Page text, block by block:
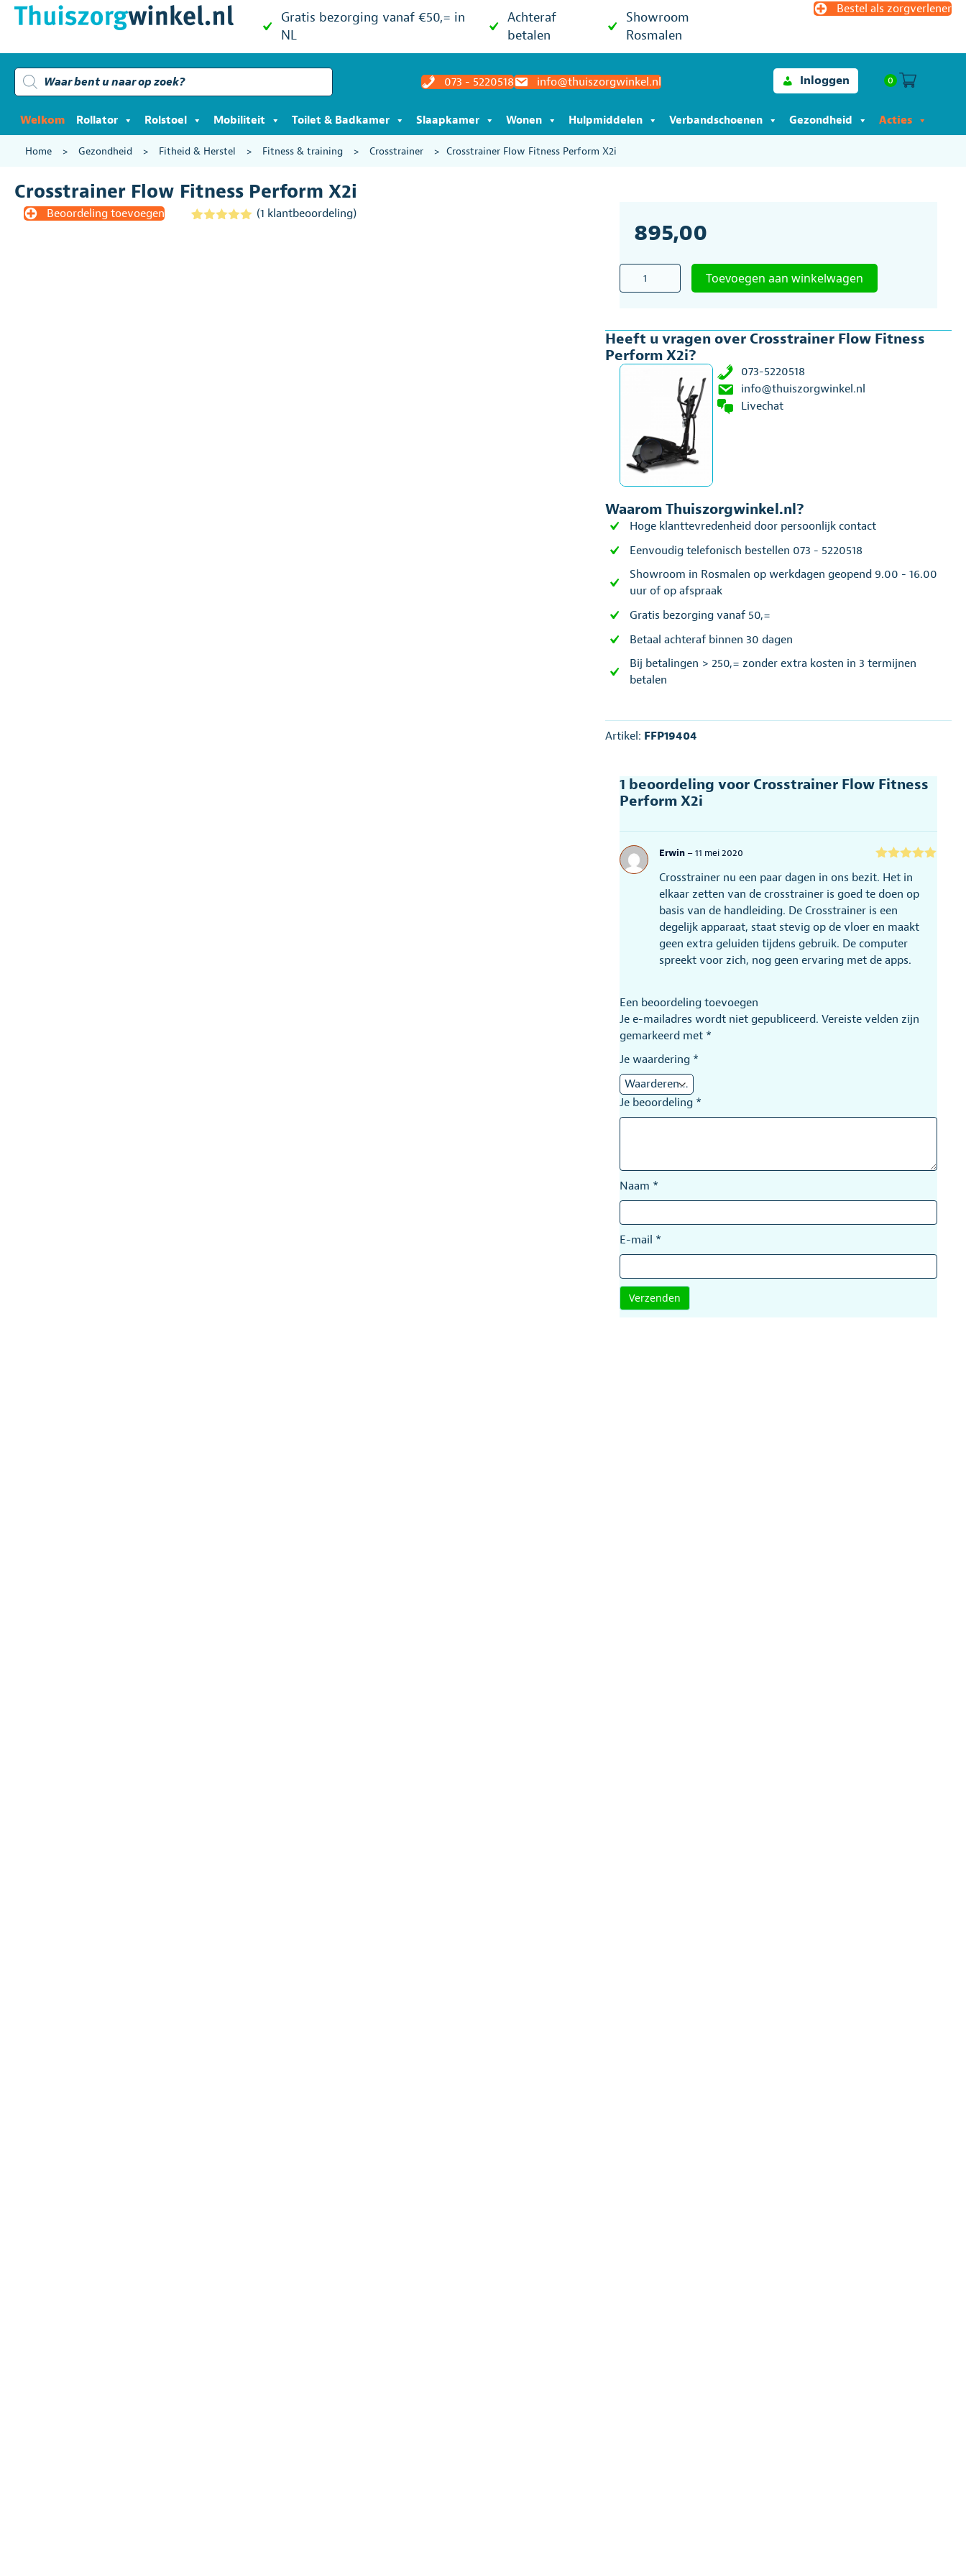
Gratis bezorging vanaf €50,= in
NL
Achteraf
betalen
Showroom
Rosmalen
Bestel als zorgverlener
Producten
zoeken
073 - 5220518 info@thuiszorgwinkel.nl Inloggen 0
Welkom Rollator Rolstoel Mobiliteit Toilet & Badkamer Slaapkamer Wonen Hulpmiddelen Verbandschoenen Gezondheid Acties
Home > Gezondheid > Fitheid & Herstel > Fitness & training > Crosstrainer > Crosstrainer Flow Fitness Perform X2i
Crosstrainer Flow Fitness Perform X2i
Beoordeling toevoegen (1 klantbeoordeling)
895,00
Crosstrainer
Flow
X2i
aantal
Toevoegen aan winkelwagen
Heeft u vragen over Crosstrainer Flow Fitness
Perform X2i?
073-5220518
info@thuiszorgwinkel.nl
Livechat
Waarom Thuiszorgwinkel.nl?
Hoge klanttevredenheid door persoonlijk contact
Eenvoudig telefonisch bestellen 073 - 5220518
Showroom in Rosmalen op werkdagen geopend 9.00 - 16.00
uur of op afspraak
Gratis bezorging vanaf 50,=
Betaal achteraf binnen 30 dagen
Bij betalingen > 250,= zonder extra kosten in 3 termijnen
betalen
Artikel: FFP19404
1 beoordeling voor Crosstrainer Flow Fitness
Perform X2i
5 uit 5
Erwin –11 mei 2020
Crosstrainer nu een paar dagen in ons bezit. Het in
elkaar zetten van de crosstrainer is goed te doen op
basis van de handleiding. De Crosstrainer is een
degelijk apparaat, staat stevig op de vloer en maakt
geen extra geluiden tijdens gebruik. De computer
spreekt voor zich, nog geen ervaring met de apps.
Een beoordeling toevoegen
Je e-mailadres wordt niet gepubliceerd. Vereiste velden zijn
gemarkeerd met *
Je waardering *
Je beoordeling *
Naam *
E-mail *